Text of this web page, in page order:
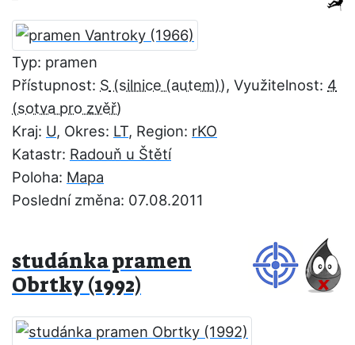
Typ: pramen
Přístupnost: S , Využitelnost: 4
Kraj: U, Okres: LT, Region: rKO
Katastr: Radouň u Štětí
Poloha: Mapa
Poslední změna: 07.08.2011
studánka pramen
Obrtky (1992)